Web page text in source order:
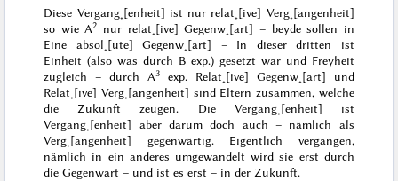
Diese Vergang˖[enheit] ist nur relat˖[ive] Verg˖[angenheit]
so wie A2
nur relat˖[ive] Gegenw˖[art] – beyde sollen in
Eine absol˖[ute] Gegenw˖[art] – In dieser dritten ist
Einheit (also was durch B exp.) gesetzt war und Freyheit
zugleich – durch A3
exp. Relat˖[ive] Gegenw˖[art] und
Relat˖[ive] Verg˖[angenheit] sind Eltern zusammen, welche
die Zukunft zeugen. Die Vergang˖[enheit] ist
Vergang˖[enheit] aber darum doch auch – nämlich als
Verg˖[angenheit] gegenwärtig. Eigentlich vergangen,
nämlich in ein anderes umgewandelt wird sie erst durch
die Gegenwart – und ist es erst – in der Zukunft.